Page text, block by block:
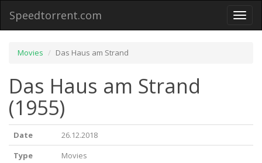
Toggle
Speedtorrent.com
Movies Das Haus am Strand
Das Haus am Strand
(1955)
Date
26.12.2018
Type
Movies